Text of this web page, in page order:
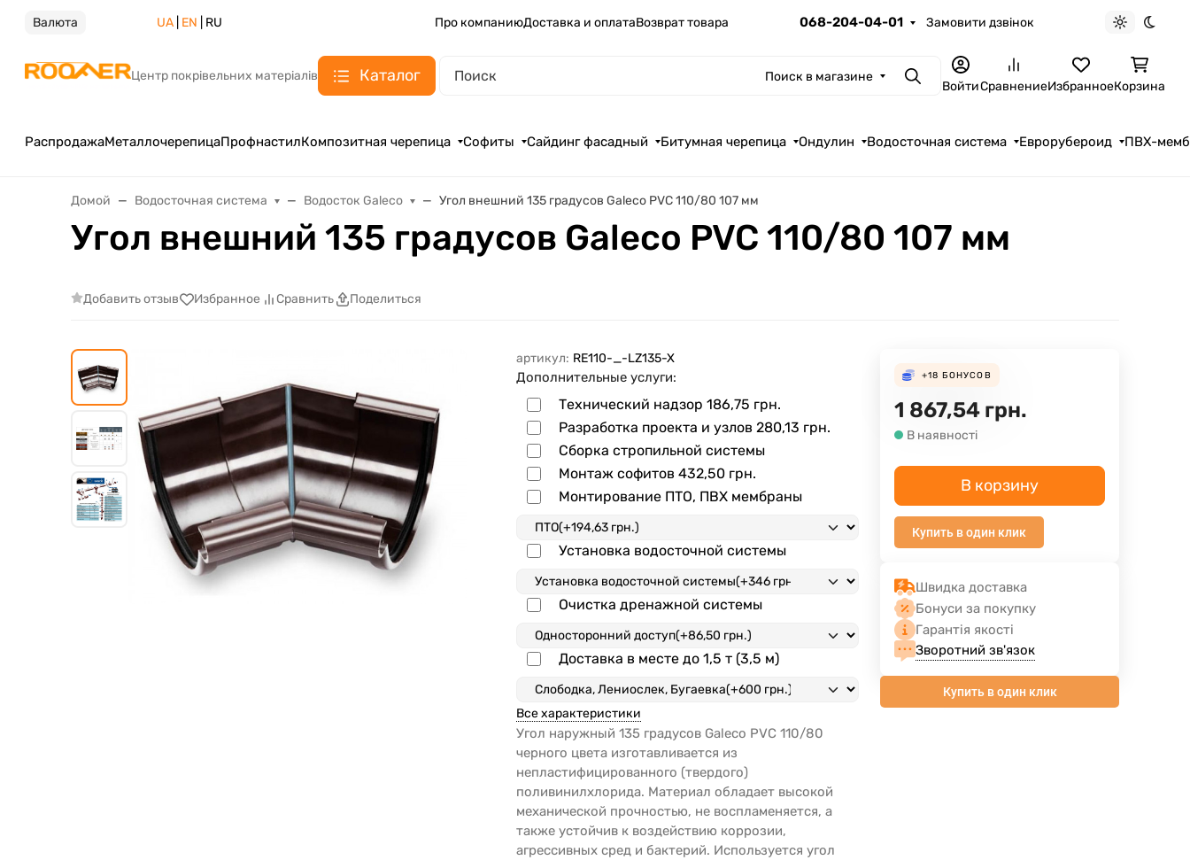
Валюта UA| EN | RU Про компаниюДоставка и оплатаВозврат товара 068-204-04-01 Замовити дзвінок
Светлая
Центр покрівельних матеріалів Каталог Поиск в магазине ПоискВойтиСравнениеИзбранноеКорзина
РаспродажаМеталлочерепицаПрофнастилКомпозитная черепица Софиты Сайдинг фасадный Битумная черепица Ондулин Водосточная система Еврорубероид ПВХ-
Домой Водосточная система Водосток Galeco Угол внешний 135 градусов Galeco PVC 110/80 107 мм
Угол внешний 135 градусов Galeco PVC 110/80 107 мм
Добавить отзыв Избранное Сравнить Поделиться
артикул: RE110-_-LZ135-X
Дополнительные услуги:
Технический надзор186,75 грн.
Разработка проекта и узлов280,13 грн.
Сборка стропильной системы
Монтаж софитов432,50 грн.
Монтирование ПТО, ПВХ мембраны
Установка водосточной системы
Очистка дренажной системы
Доставка в месте до 1,5 т (3,5 м)
Все характеристики
Угол наружный 135 градусов Galeco PVC 110/80
черного цвета изготавливается из
непластифицированного (твердого)
поливинилхлорида. Материал обладает высокой
механической прочностью, не воспламеняется, а
также устойчив к воздействию коррозии,
агрессивных сред и бактерий. Используется угол
+18 БОНУСОВ
1 867,54 грн.
В наявності
В корзину
Купить в один клик
Швидка доставка
Бонуси за покупку
Гарантія якості
Зворотний зв'язок
Купить в один клик